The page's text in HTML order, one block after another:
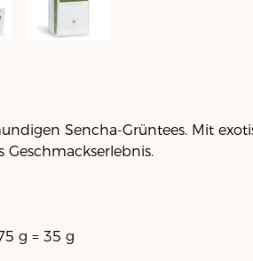
Sencha-Grüntees. Mit
Geschmackserlebnis.
g = 35 g